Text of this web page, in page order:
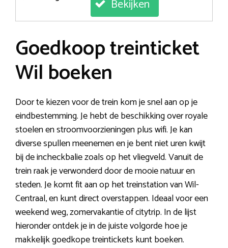
Bekijken
Goedkoop treinticket
Wil boeken
Door te kiezen voor de trein kom je snel aan op je
eindbestemming. Je hebt de beschikking over royale
stoelen en stroomvoorzieningen plus wifi. Je kan
diverse spullen meenemen en je bent niet uren kwijt
bij de incheckbalie zoals op het vliegveld. Vanuit de
trein raak je verwonderd door de mooie natuur en
steden. Je komt fit aan op het treinstation van Wil-
Centraal, en kunt direct overstappen. Ideaal voor een
weekend weg, zomervakantie of citytrip. In de lijst
hieronder ontdek je in de juiste volgorde hoe je
makkelijk goedkope treintickets kunt boeken.